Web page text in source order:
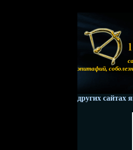
эпитафий,
страницы на других сайтах